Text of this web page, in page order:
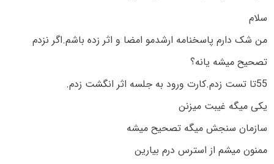
سلام
من شک دارم پاسخنامه ارشدمو امضا و اثر زده باشم.اگر نزدم
تصحیح میشه یانه؟
55تا تست زدم.کارت ورود به جلسه اثر انگشت زدم.
یکی میگه غیبت میزنن
سازمان سنجش میگه تصحیح میشه
ممنون میشم از استرس درم بیارین